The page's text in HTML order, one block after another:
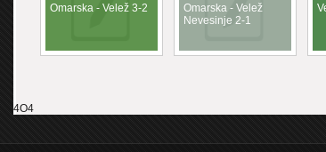
Omarska - Velež 3-2
Omarska - Velež
Nevesinje 2-1
4O4